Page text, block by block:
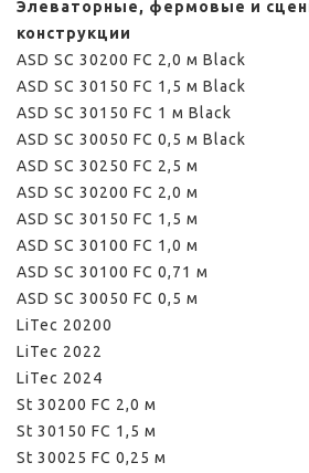
Элеваторные, фермовые и
конструкции
ASD SС 30200 FC 2,0 м Black
ASD SС 30150 FC 1,5 м Black
ASD SС 30150 FC 1 м Black
ASD SС 30050 FC 0,5 м Black
ASD SС 30250 FC 2,5 м
ASD SС 30200 FC 2,0 м
ASD SС 30150 FC 1,5 м
ASD SС 30100 FC 1,0 м
ASD SС 30100 FC 0,71 м
ASD SС 30050 FC 0,5 м
LiTec 20200
LiTec 2022
LiTec 2024
St 30200 FC 2,0 м
St 30150 FC 1,5 м
St 30025 FC 0,25 м